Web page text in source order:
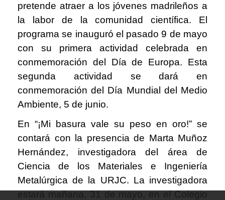
pretende atraer a los jóvenes madrileños a
la labor de la comunidad científica. El
programa se inauguró el pasado 9 de mayo
con su primera actividad celebrada en
conmemoración del Día de Europa. Esta
segunda actividad se dará en
conmemoración del Día Mundial del Medio
Ambiente, 5 de junio.
En “¡Mi basura vale su peso en oro!” se
contará con la presencia de Marta Muñoz
Hernández, investigadora del área de
Ciencia de los Materiales e Ingeniería
Metalúrgica de la URJC. La investigadora
estará mañana, 31 de mayo, en el Colegio